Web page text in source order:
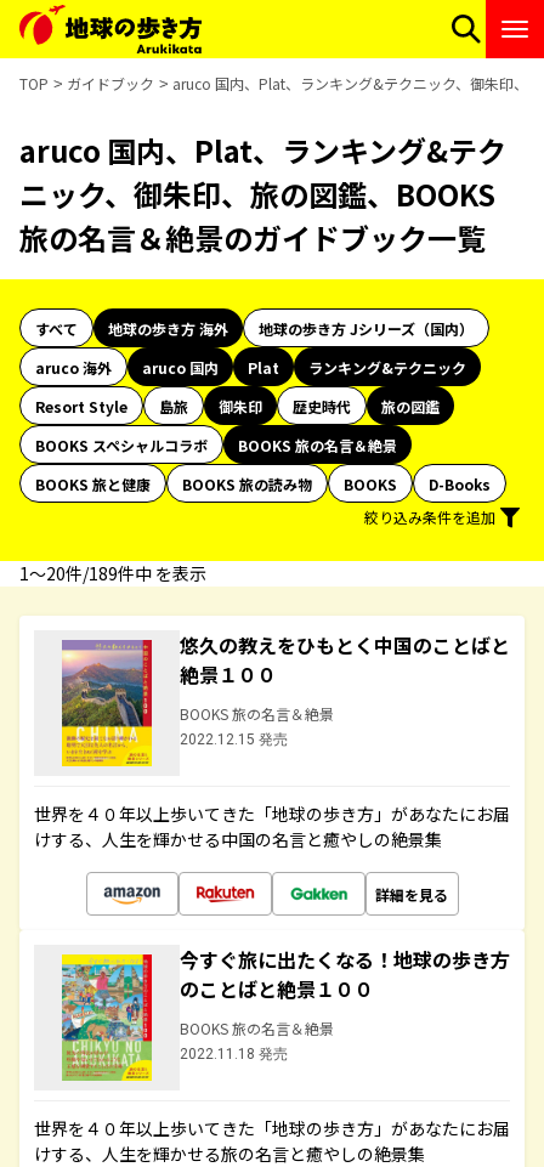
TOP ガイドブック aruco 国内、Plat、ランキング&テクニック、御朱印、
aruco 国内、Plat、ランキング&テク
ニック、御朱印、旅の図鑑、BOOKS
旅の名言＆絶景のガイドブック一覧
すべて 地球の歩き方 海外
地球の歩き方 Jシリーズ（国内）
aruco 海外
aruco 国内 Plat
ランキング&テクニック
Resort Style
島旅 御朱印 歴史時代
旅の図鑑
BOOKS スペシャルコラボ
BOOKS 旅の名言＆絶景
BOOKS 旅と健康
BOOKS 旅の読み物 BOOKS
D-Books
絞り込み条件を追加
1〜20件/189件中 を表示
悠久の教えをひもとく中国のことばと
絶景１００
BOOKS 旅の名言＆絶景
2022.12.15 発売
世界を４０年以上歩いてきた「地球の歩き方」があなたにお届
けする、人生を輝かせる中国の名言と癒やしの絶景集
詳細を見る
今すぐ旅に出たくなる！地球の歩き方
のことばと絶景１００
BOOKS 旅の名言＆絶景
2022.11.18 発売
世界を４０年以上歩いてきた「地球の歩き方」があなたにお届
けする、人生を輝かせる旅の名言と癒やしの絶景集